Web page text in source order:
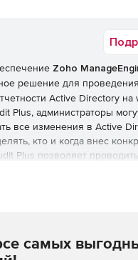
Zoho
решение для
Active Directory на
Plus, администраторы
все изменения в Active
кто и когда внес
Plus позволяет
экспортироваться в
с возможностью печати.
самых